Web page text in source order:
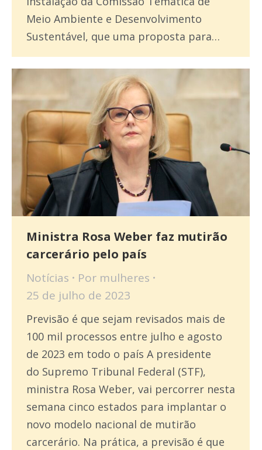
Meio Ambiente e Desenvolvimento
Sustentável, que uma proposta para…
Ministra Rosa Weber faz mutirão
carcerário pelo país
Notícias Por mulheres
25 de julho de 2023
Previsão é que sejam revisados mais de
100 mil processos entre julho e agosto
de 2023 em todo o país A presidente
do Supremo Tribunal Federal (STF),
ministra Rosa Weber, vai percorrer nesta
semana cinco estados para implantar o
novo modelo nacional de mutirão
carcerário. Na prática, a previsão é que